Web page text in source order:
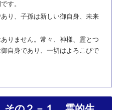
す。
り、子孫は新しい御自身、未来
りません。常々、神様、霊とつ
自身であり、一切はよろこびで